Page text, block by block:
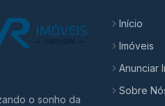
o sonho da
Início
Imóveis
Anunciar
Sobre